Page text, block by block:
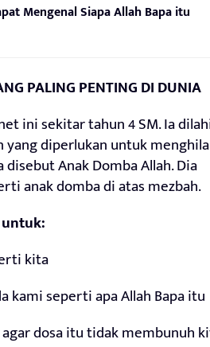
Mengenal Siapa Allah Bapa itu
PALING PENTING DI DUNIA
ini sekitar tahun 4 SM. Ia
diperlukan untuk
Anak Domba Allah. Dia
anak domba di atas mezbah.
kita
kami seperti apa Allah Bapa itu
dosa itu tidak membunuh